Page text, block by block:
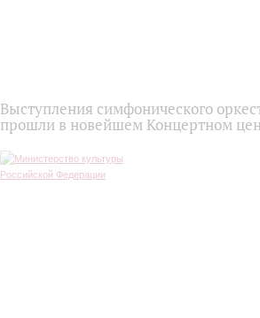
Выступления симфонического
прошли в новейшем Концертном